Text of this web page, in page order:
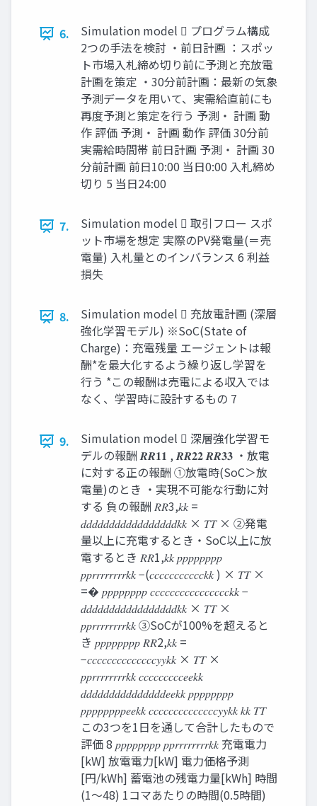
6.
Simulation model  プログラム構成
2つの手法を検討 ・前日計画 ：スポッ
ト市場入札締め切り前に予測と充放電
計画を策定 ・30分前計画：最新の気象
予測データを用いて、実需給直前にも
再度予測と策定を行う 予測・ 計画 動
作 評価 予測・ 計画 動作 評価 30分前
実需給時間帯 前日計画 予測・ 計画 30
分前計画 前日10:00 当日0:00 入札締め
切り 5 当日24:00
7.
Simulation model  取引フロー スポ
ット市場を想定 実際のPV発電量(＝売
電量) 入札量とのインバランス 6 利益
損失
8.
Simulation model  充放電計画 (深層
強化学習モデル) ※SoC(State of
Charge)：充電残量 エージェントは報
酬*を最大化するよう繰り返し学習を
行う *この報酬は売電による収入では
なく、学習時に設計するもの 7
9.
Simulation model  深層強化学習モ
デルの報酬 𝑹𝑹𝟏𝟏 , 𝑹𝑹𝟐𝟐 𝑹𝑹𝟑𝟑 ・放電
に対する正の報酬 ①放電時(SoC＞放
電量)のとき ・実現不可能な行動に対
する 負の報酬 𝑅𝑅3,𝑘𝑘 =
𝑑𝑑𝑑𝑑𝑑𝑑𝑑𝑑𝑑𝑑𝑑𝑑𝑑𝑑𝑑𝑑𝑑𝑘𝑘 × 𝑇𝑇 × ②発電
量以上に充電するとき・SoC以上に放
電するとき 𝑅𝑅1,𝑘𝑘 𝑝𝑝𝑝𝑝𝑝𝑝𝑝𝑝
𝑝𝑝𝑟𝑟𝑟𝑟𝑟𝑟𝑟𝑟𝑘𝑘 −(𝑐𝑐𝑐𝑐𝑐𝑐𝑐𝑐𝑐𝑐𝑐𝑘𝑘 ) × 𝑇𝑇 ×
=� 𝑝𝑝𝑝𝑝𝑝𝑝𝑝𝑝 𝑐𝑐𝑐𝑐𝑐𝑐𝑐𝑐𝑐𝑐𝑐𝑐𝑐𝑐𝑐𝑐𝑘𝑘 −
𝑑𝑑𝑑𝑑𝑑𝑑𝑑𝑑𝑑𝑑𝑑𝑑𝑑𝑑𝑑𝑑𝑑𝑘𝑘 × 𝑇𝑇 ×
𝑝𝑝𝑟𝑟𝑟𝑟𝑟𝑟𝑟𝑟𝑘𝑘 ③SoCが100%を超えると
き 𝑝𝑝𝑝𝑝𝑝𝑝𝑝𝑝 𝑅𝑅2,𝑘𝑘 =
−𝑐𝑐𝑐𝑐𝑐𝑐𝑐𝑐𝑐𝑐𝑐𝑐𝑐𝑐𝑦𝑦𝑘𝑘 × 𝑇𝑇 ×
𝑝𝑝𝑟𝑟𝑟𝑟𝑟𝑟𝑟𝑟𝑘𝑘 𝑐𝑐𝑐𝑐𝑐𝑐𝑐𝑐𝑐𝑒𝑒𝑘𝑘
𝑑𝑑𝑑𝑑𝑑𝑑𝑑𝑑𝑑𝑑𝑑𝑑𝑑𝑑𝑑𝑒𝑒𝑘𝑘 𝑝𝑝𝑝𝑝𝑝𝑝𝑝𝑝
𝑝𝑝𝑝𝑝𝑝𝑝𝑝𝑝𝑒𝑒𝑘𝑘 𝑐𝑐𝑐𝑐𝑐𝑐𝑐𝑐𝑐𝑐𝑐𝑐𝑐𝑐𝑦𝑦𝑘𝑘 𝑘𝑘 𝑇𝑇
この3つを1日を通して合計したもので
評価 8 𝑝𝑝𝑝𝑝𝑝𝑝𝑝𝑝 𝑝𝑝𝑟𝑟𝑟𝑟𝑟𝑟𝑟𝑟𝑘𝑘 充電電力
[kW] 放電電力[kW] 電力価格予測
[円/kWh] 蓄電池の残電力量[kWh] 時間
(1～48) 1コマあたりの時間(0.5時間)